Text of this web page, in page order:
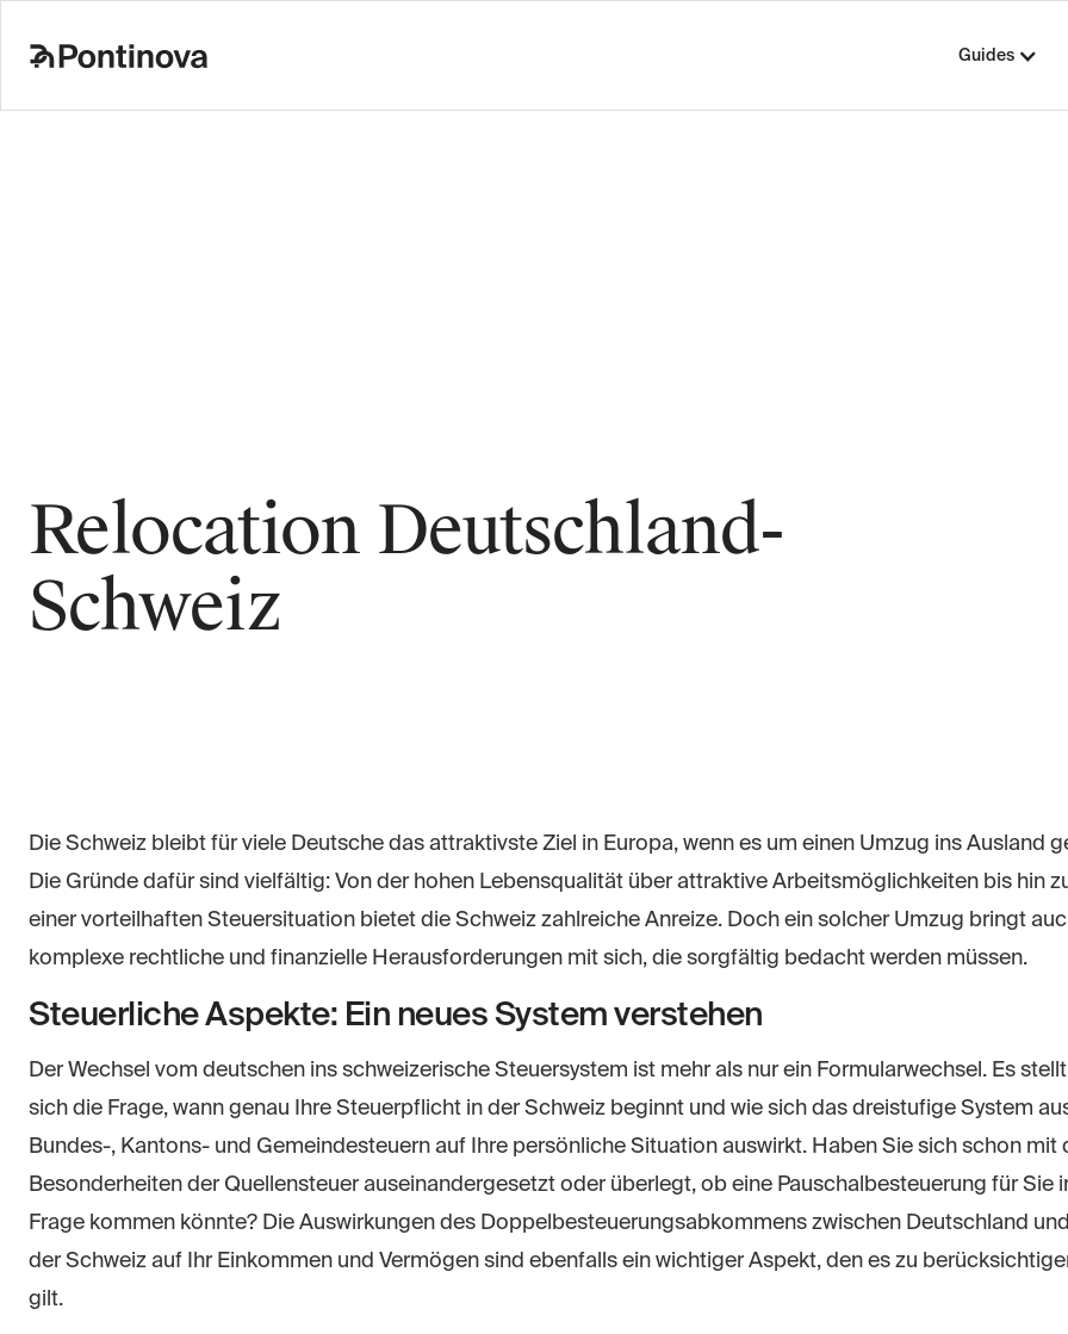
Guides
Relocation Deutschland-
Schweiz
Die Schweiz bleibt für viele Deutsche das attraktivste Ziel in Europa, wenn es um einen Umzug ins Ausland
Die Gründe dafür sind vielfältig: Von der hohen Lebensqualität über attraktive Arbeitsmöglichkeiten bis hin
einer vorteilhaften Steuersituation bietet die Schweiz zahlreiche Anreize. Doch ein solcher Umzug bringt
komplexe rechtliche und finanzielle Herausforderungen mit sich, die sorgfältig bedacht werden müssen.
Steuerliche Aspekte: Ein neues System verstehen
Der Wechsel vom deutschen ins schweizerische Steuersystem ist mehr als nur ein Formularwechsel. Es stellt
sich die Frage, wann genau Ihre Steuerpflicht in der Schweiz beginnt und wie sich das dreistufige System
Bundes-, Kantons- und Gemeindesteuern auf Ihre persönliche Situation auswirkt. Haben Sie sich schon mit
Besonderheiten der Quellensteuer auseinandergesetzt oder überlegt, ob eine Pauschalbesteuerung für Sie
Frage kommen könnte? Die Auswirkungen des Doppelbesteuerungsabkommens zwischen Deutschland
der Schweiz auf Ihr Einkommen und Vermögen sind ebenfalls ein wichtiger Aspekt, den es zu
gilt.